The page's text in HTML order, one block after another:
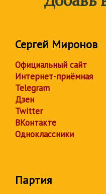
Сергей Миронов
Официальный сайт
Интернет-приёмная
Telegram
Дзен
Twitter
ВКонтакте
Одноклассники
Партия